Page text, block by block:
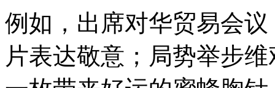
例如，出席对华贸易会
片表达敬意；局势举步